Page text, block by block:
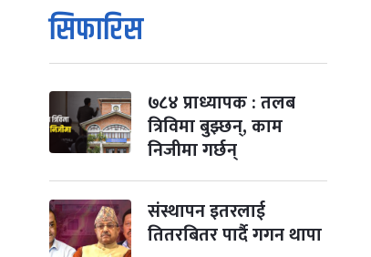
१
आइत
कार्तिक सङ्क्रान्ति
कार्तिक १, २०८३
मंगल कार्तिक ३, २०८३ -Oct 20, 2026
४ विजयादशमी
कार्तिक ४, २०८३-Oct 21, 2026
५
बिहि
पापा‌ङ्कुशा एकादशी व्रत
कार्तिक ५, २०८३-Oct 22, 2026
२ महिना बाँकी
सिफारिस
७८४ प्राध्यापक : तलब
त्रिविमा बुझ्छन्, काम
निजीमा गर्छन्
संस्थापन इतरलाई
तितरबितर पार्दै गगन थापा